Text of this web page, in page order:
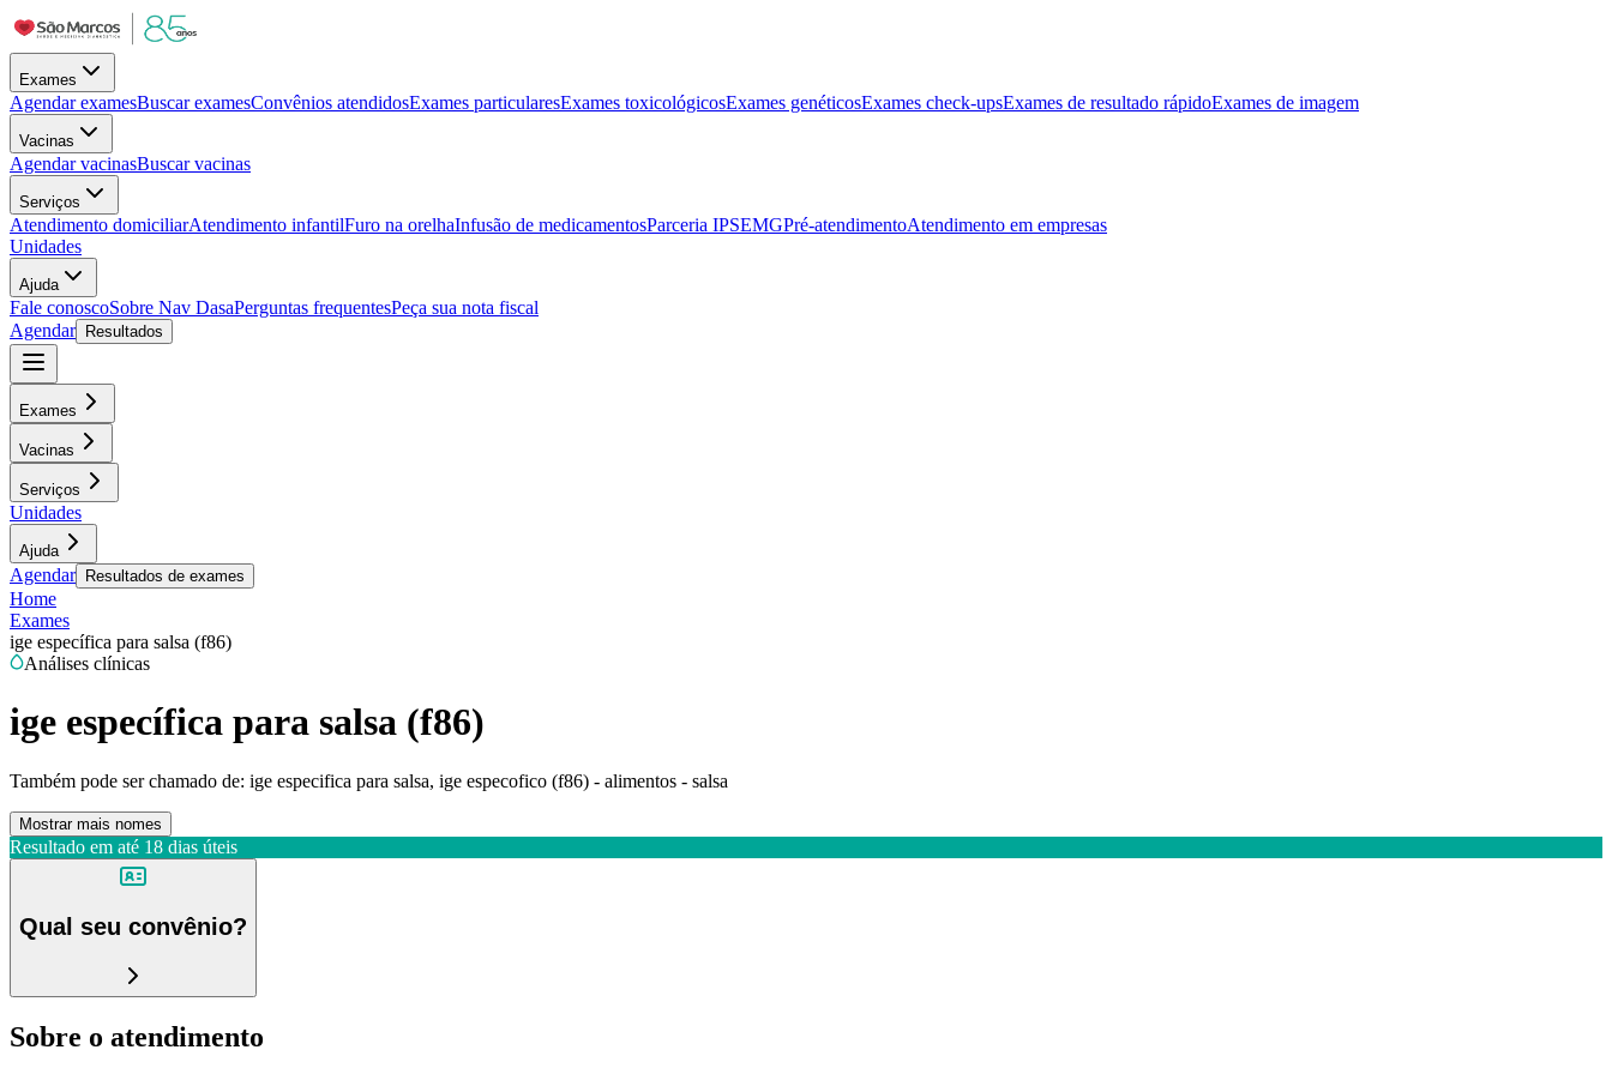
Exames
Agendar examesBuscar examesConvênios atendidosExames particularesExames toxicológicosExames genéticosExames check-upsExames de resultado rápidoExames de imagem
Vacinas
Agendar vacinasBuscar vacinas
Serviços
Atendimento domiciliarAtendimento infantilFuro na orelhaInfusão de medicamentosParceria IPSEMGPré-atendimentoAtendimento em empresas
Unidades
Ajuda
Fale conoscoSobre Nav DasaPerguntas frequentesPeça sua nota fiscal
Agendar
Resultados
Exames
Vacinas
Serviços
Unidades
Ajuda
Agendar Resultados de exames
Home
Exames
ige específica para salsa (f86)
Análises clínicas
ige específica para salsa (f86)
Também pode ser chamado de: ige especifica para salsa, ige especofico (f86) - alimentos - salsa
Mostrar mais nomes
Resultado em até 18 dias úteis
Qual seu convênio?
Sobre o atendimento